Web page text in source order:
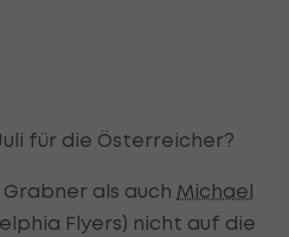
für die Österreicher?
als auch Michael
Flyers) nicht auf die